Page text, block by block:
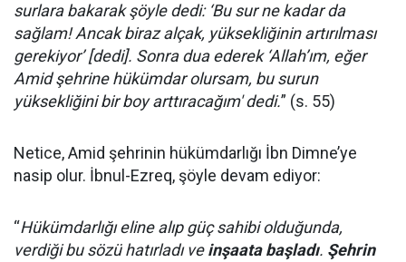
surlara bakarak şöyle dedi: ‘Bu sur ne kadar da
sağlam! Ancak biraz alçak, yüksekliğinin artırılması
gerekiyor’ [dedi]. Sonra dua ederek ‘Allah’ım, eğer
Amid şehrine hükümdar olursam, bu surun
yüksekliğini bir boy arttıracağım' dedi.” (s. 55)
Netice, Amid şehrinin hükümdarlığı İbn Dimne’ye
nasip olur. İbnul-Ezreq, şöyle devam ediyor:
“Hükümdarlığı eline alıp güç sahibi olduğunda,
verdiği bu sözü hatırladı veinşaata başladı. Şehrin